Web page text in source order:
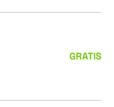
GRATIS